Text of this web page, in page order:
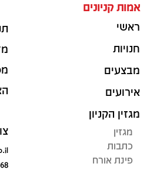
אמות קניונים
ראשי
חנויות
מבצעים
אירועים
מגזין הקניון
מגזין
כתבות
פינת אורח